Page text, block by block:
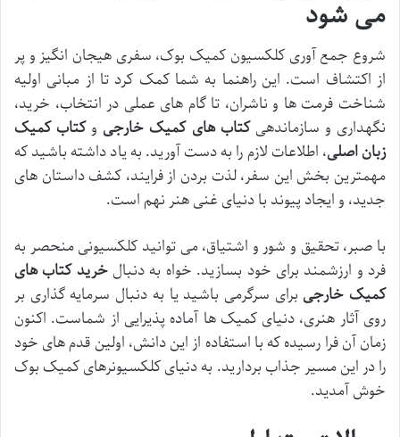
می شود
شروع جمع آوری کلکسیون کمیک بوک، سفری هیجان انگیز و پر
از اکتشاف است. این راهنما به شما کمک کرد تا از مبانی اولیه
شناخت فرمت ها و ناشران، تا گام های عملی در انتخاب، خرید،
نگهداری و سازماندهیکتاب های کمیک خارجی وکتاب کمیک
زبان اصلی، اطلاعات لازم را به دست آورید. به یاد داشته باشید که
مهمترین بخش این سفر، لذت بردن از فرایند، کشف داستان های
جدید، و ایجاد پیوند با دنیای غنی هنر نهم است.
با صبر، تحقیق و شور و اشتیاق، می توانید کلکسیونی منحصر به
فرد و ارزشمند برای خود بسازید. خواه به دنبالخرید کتاب های
کمیک خارجی برای سرگرمی باشید یا به دنبال سرمایه گذاری بر
روی آثار هنری، دنیای کمیک ها آماده پذیرایی از شماست. اکنون
زمان آن فرا رسیده که با استفاده از این دانش، اولین قدم های خود
را در این مسیر جذاب بردارید. به دنیای کلکسیونرهای کمیک بوک
خوش آمدید.